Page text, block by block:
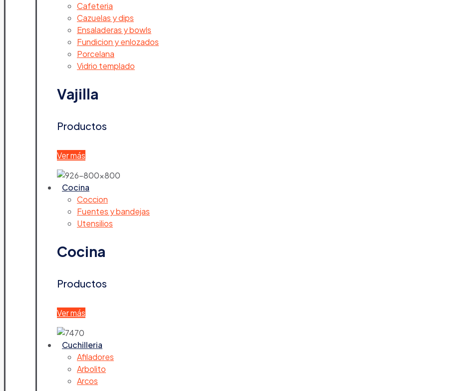
Cafeteria
Cazuelas y dips
Ensaladeras y bowls
Fundicion y enlozados
Porcelana
Vidrio templado
Vajilla
Productos
Ver más
Cocina
Coccion
Fuentes y bandejas
Utensilios
Cocina
Productos
Ver más
Cuchilleria
Afiladores
Arbolito
Arcos